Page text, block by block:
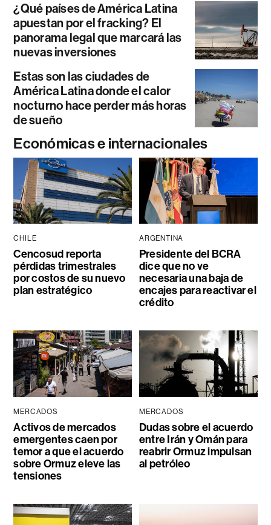
¿Qué países de América Latina
apuestan por el fracking? El
panorama legal que marcará las
nuevas inversiones
Estas son las ciudades de
América Latina donde el calor
nocturno hace perder más horas
de sueño
Económicas e internacionales
CHILE
Cencosud reporta
pérdidas trimestrales
por costos de su nuevo
plan estratégico
ARGENTINA
Presidente del BCRA
dice que no ve
necesaria una baja de
encajes para reactivar el
crédito
MERCADOS
Activos de mercados
emergentes caen por
temor a que el acuerdo
sobre Ormuz eleve las
tensiones
MERCADOS
Dudas sobre el acuerdo
entre Irán y Omán para
reabrir Ormuz impulsan
al petróleo